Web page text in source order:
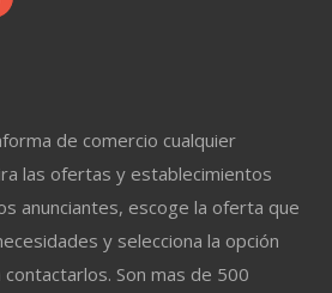
de comercio cualquier
las ofertas y establecimientos
anunciantes, escoge la oferta que
y selecciona la opción
Son mas de 500